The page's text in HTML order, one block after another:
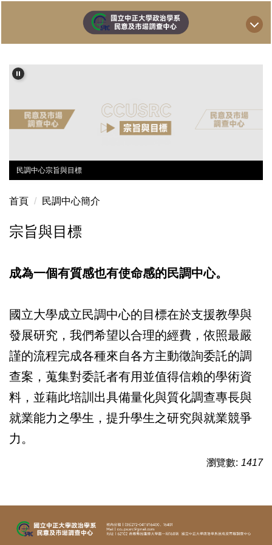
內
容
民調中心宗旨與目標
民調中心宗旨與目標
首頁 民調中心簡介
宗旨與目標
成為一個有質感也有使命感的民調中心。
國立大學成立民調中心的目標在於支援教學與
發展研究，我們希望以合理的經費，依照最嚴
謹的流程完成各種來自各方主動徵詢委託的調
查案，蒐集對委託者有用並值得信賴的學術資
料，並藉此培訓出具備量化與質化調查專長與
就業能力之學生，提升學生之研究與就業競爭
力。
瀏覽數: 1417